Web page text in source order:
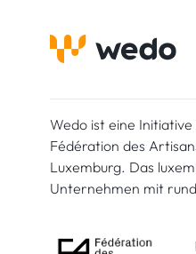
Wedo ist eine
Fédération des
Luxemburg. Das
Unternehmen mit